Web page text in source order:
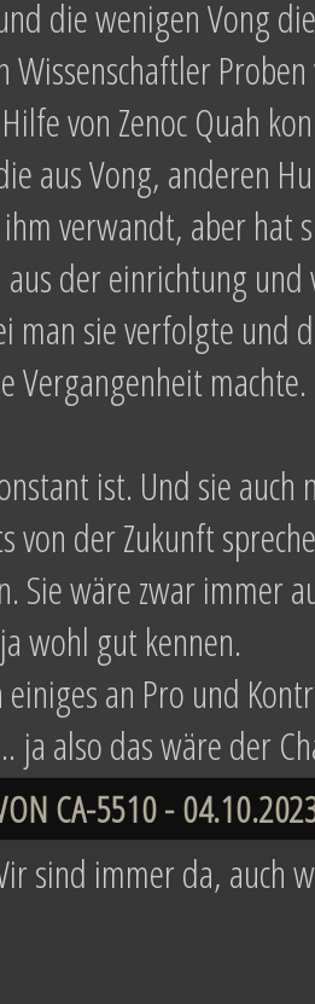
die wenigen Vong
Wissenschaftler
von Zenoc Quah
aus Vong, anderen
verwandt, aber hat
der einrichtung
man sie verfolgte und
Vergangenheit
ist. Und sie
von der Zukunft
Sie wäre zwar immer
wohl gut kennen.
an Pro und
ja also das wäre der
CA-5510 -
sind immer da, auch